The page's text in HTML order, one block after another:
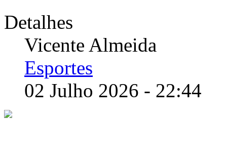
Detalhes
Vicente Almeida
Esportes
02 Julho 2026 - 22:44